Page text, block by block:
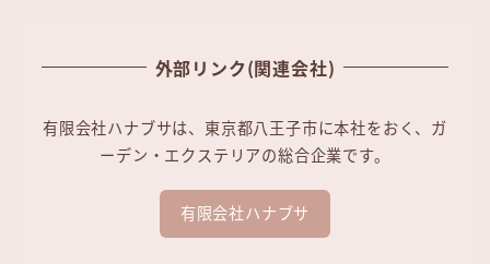
外部リンク(関連会社)
有限会社ハナブサは、東京都八王子市に本社をおく、ガ
ーデン・エクステリアの総合企業です。
有限会社ハナブサ